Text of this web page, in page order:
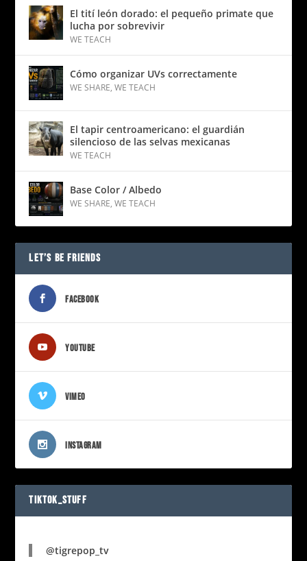
El tití león dorado: el pequeño primate que
lucha por sobrevivir
WE TEACH
Cómo organizar UVs correctamente
WE SHARE,WE TEACH
El tapir centroamericano: el guardián
silencioso de las selvas mexicanas
WE TEACH
Base Color / Albedo
WE SHARE,WE TEACH
LET’S BE FRIENDS
FACEBOOK
YOUTUBE
VIMEO
INSTAGRAM
TIKTOK_STUFF
@tigrepop_tv